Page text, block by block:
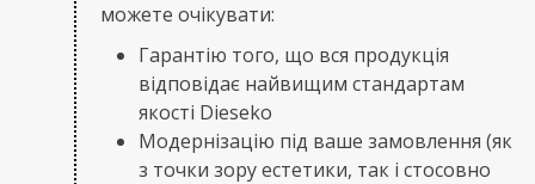
можете очікувати:
Гарантію того, що вся продукція
відповідає найвищим стандартам
якості Dieseko
Модернізацію під ваше замовлення (як
з точки зору естетики, так і стосовно